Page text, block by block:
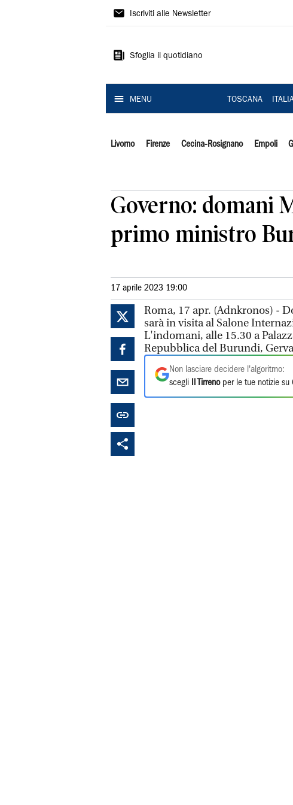
Il
Iscriviti alle Newsletter
Sfoglia il quotidiano
MENU TOSCANA
Livorno Firenze Cecina-Rosignano Empoli
Governo: domani
primo ministro
17 aprile 2023 19:00
Roma, 17 apr. (Adnkronos) -
sarà in visita al Salone
L'indomani, alle 15.30 a
Repubblica del Burundi,
Non lasciare decidere l'algoritmo:
scegli
Il Tirrenoper le tue notizie su